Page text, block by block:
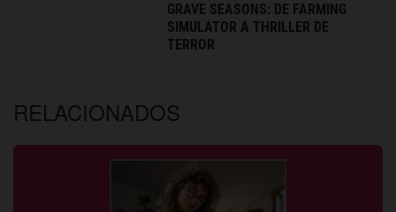
GRAVE SEASONS: DE FARMING
SIMULATOR A THRILLER DE
TERROR
RELACIONADOS